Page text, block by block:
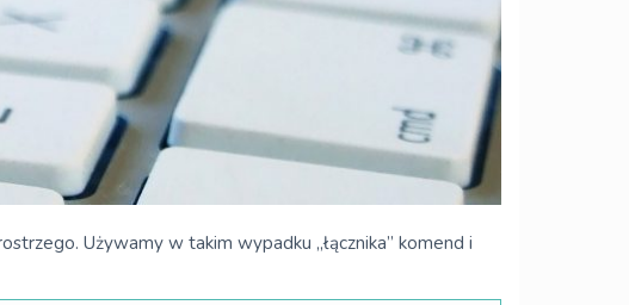
Używamy w takim wypadku „łącznika” komend i